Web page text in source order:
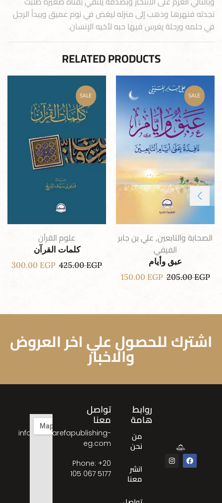
نجدته فنهرها وذهب إلى منزله ليغض في نوم عميق ويبدأ الرجل
في حلمه ورحلة يغرس فيها حبه لأخيه الإنسان.
RELATED PRODUCTS
SALE
الصحابة والتابعين,علي بن جابر
الفيفي
عبق وأيام
205.00EGP
150.00 EGP
SALE
علوم القرآن
كلمات القرآن
425.00EGP
300.00 EGP
اشترك للحصول علي اخر العروض
والاخبار
روابط
هامة
من
نحن
انشر
معنا
تواصل
معنا
info@almarefapublishing-
eg.com
Phone: ‎+20
105 067 5177